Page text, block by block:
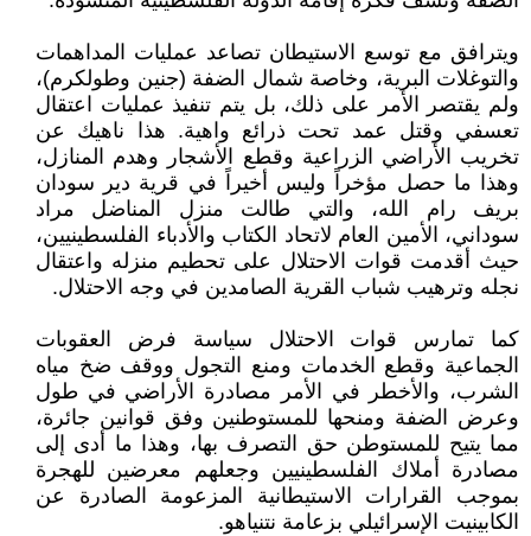
ويترافق مع توسع الاستيطان تصاعد عمليات المداهمات
والتوغلات البرية، وخاصة شمال الضفة (جنين وطولكرم)،
ولم يقتصر الأمر على ذلك، بل يتم تنفيذ عمليات اعتقال
تعسفي وقتل عمد تحت ذرائع واهية. هذا ناهيك عن
تخريب الأراضي الزراعية وقطع الأشجار وهدم المنازل،
وهذا ما حصل مؤخراً وليس أخيراً في قرية دير سودان
بريف رام الله، والتي طالت منزل المناضل مراد
سوداني، الأمين العام لاتحاد الكتاب والأدباء الفلسطينيين،
حيث أقدمت قوات الاحتلال على تحطيم منزله واعتقال
نجله وترهيب شباب القرية الصامدين في وجه الاحتلال.
كما تمارس قوات الاحتلال سياسة فرض العقوبات
الجماعية وقطع الخدمات ومنع التجول ووقف ضخ مياه
الشرب، والأخطر في الأمر مصادرة الأراضي في طول
وعرض الضفة ومنحها للمستوطنين وفق قوانين جائرة،
مما يتيح للمستوطن حق التصرف بها، وهذا ما أدى إلى
مصادرة أملاك الفلسطينيين وجعلهم معرضين للهجرة
بموجب القرارات الاستيطانية المزعومة الصادرة عن
الكابينيت الإسرائيلي بزعامة نتنياهو.